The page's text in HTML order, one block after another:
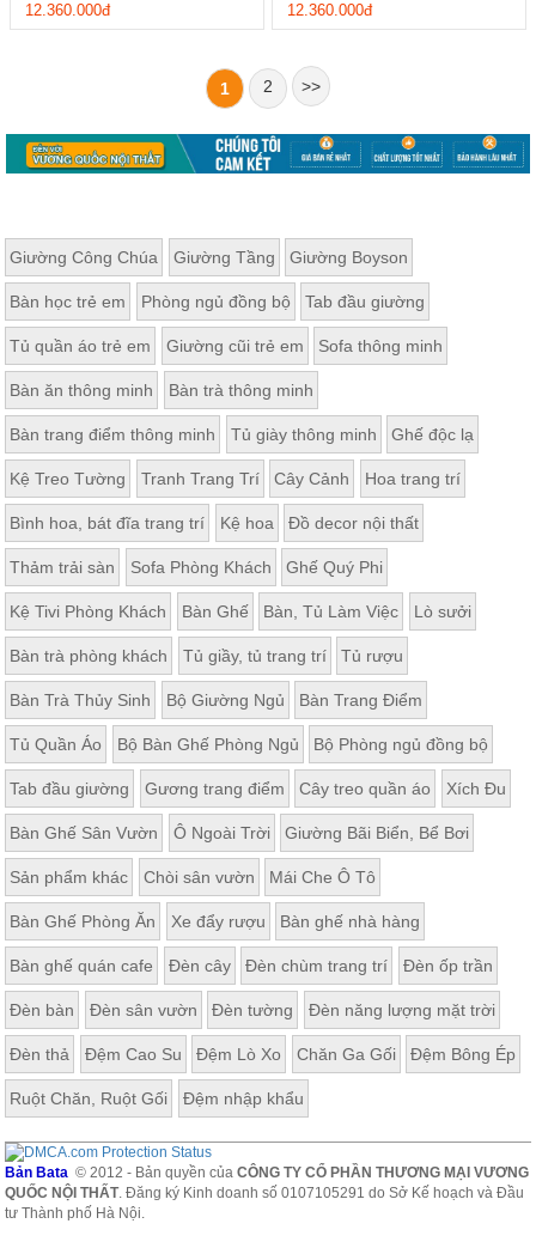
12.360.000đ 12.360.000đ
1 2 >>
Giường Công Chúa Giường Tầng Giường Boyson
Bàn học trẻ em Phòng ngủ đồng bộ Tab đầu giường
Tủ quần áo trẻ em Giường cũi trẻ em Sofa thông minh
Bàn ăn thông minh Bàn trà thông minh
Bàn trang điểm thông minh Tủ giày thông minh Ghế độc lạ
Kệ Treo Tường Tranh Trang Trí Cây Cảnh Hoa trang trí
Bình hoa, bát đĩa trang trí Kệ hoa Đồ decor nội thất
Thảm trải sàn Sofa Phòng Khách Ghế Quý Phi
Kệ Tivi Phòng Khách Bàn Ghế Bàn, Tủ Làm Việc Lò sưởi
Bàn trà phòng khách Tủ giầy, tủ trang trí Tủ rượu
Bàn Trà Thủy Sinh Bộ Giường Ngủ Bàn Trang Điểm
Tủ Quần Áo Bộ Bàn Ghế Phòng Ngủ Bộ Phòng ngủ đồng bộ
Tab đầu giường Gương trang điểm Cây treo quần áo Xích Đu
Bàn Ghế Sân Vườn Ô Ngoài Trời Giường Bãi Biển, Bể Bơi
Sản phẩm khác Chòi sân vườn Mái Che Ô Tô
Bàn Ghế Phòng Ăn Xe đẩy rượu Bàn ghế nhà hàng
Bàn ghế quán cafe Đèn cây Đèn chùm trang trí Đèn ốp trần
Đèn bàn Đèn sân vườn Đèn tường Đèn năng lượng mặt trời
Đèn thả Đệm Cao Su Đệm Lò Xo Chăn Ga Gối Đệm Bông Ép
Ruột Chăn, Ruột Gối Đệm nhập khẩu
Bản Bata © 2012 - Bản quyền củaCÔNG TY CỔ PHẦN THƯƠNG MẠI VƯƠNG
QUỐC NỘI THẤT. Đăng ký Kinh doanh số 0107105291 do Sở Kế hoạch và Đầu
tư Thành phố Hà Nội.